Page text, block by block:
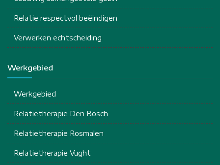
Relatie respectvol beëindigen
Verwerken echtscheiding
Werkgebied
Werkgebied
Relatietherapie Den Bosch
Relatietherapie Rosmalen
Relatietherapie Vught